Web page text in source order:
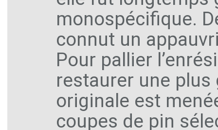
monospécifique.
connut un
Pour pallier
restaurer une
originale est
coupes de pin